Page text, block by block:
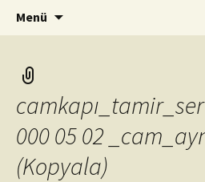
Menü
000 05 02
(Kopyala)